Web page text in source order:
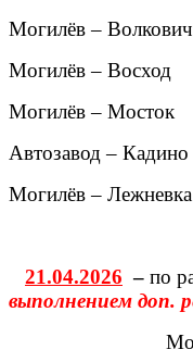
Могилёв –
Могилёв –
Могилёв –
Автозавод –
Могилёв –
21.04.2026 – по
выполнением доп.